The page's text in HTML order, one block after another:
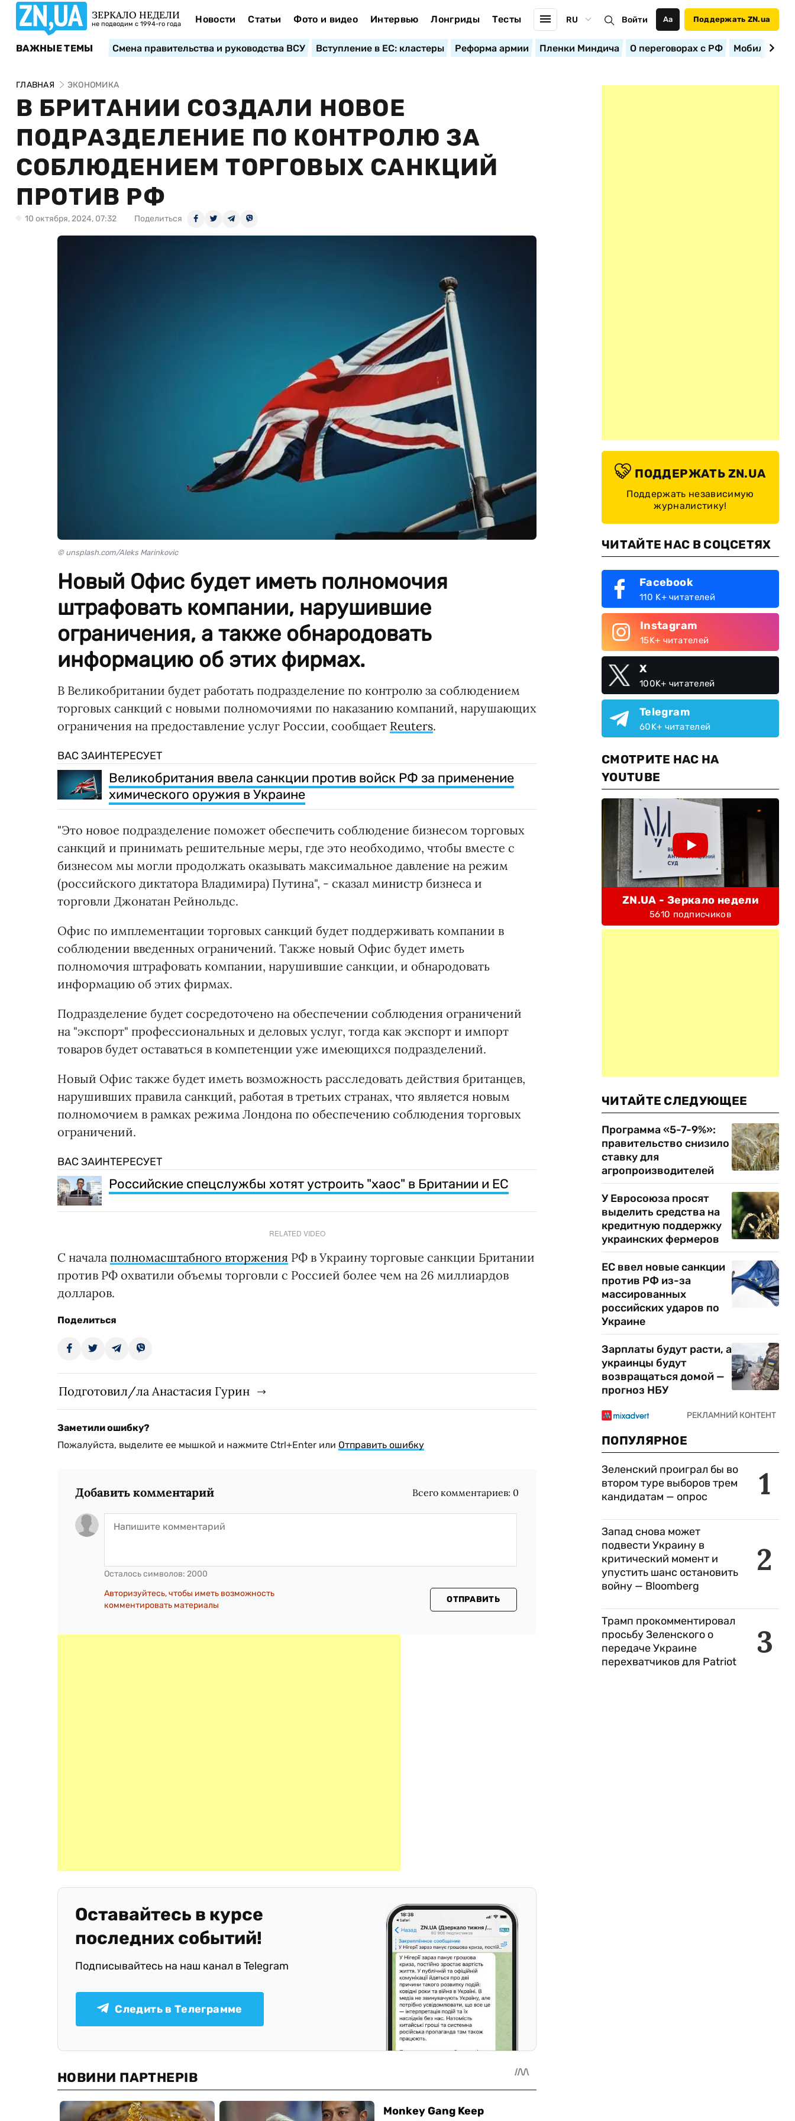
ЗЕРКАЛО НЕДЕЛИ
не подводим с 1994-го года Новости Статьи Фото и видео Интервью Лонгриды Тесты RU Войти Аа Поддержать ZN.ua
ВАЖНЫЕ ТЕМЫ Смена правительства и руководства ВСУ Вступление в ЕС: кластеры Реформа армии Пленки Миндича О переговорах с РФ
ГЛАВНАЯ ЭКОНОМИКА
В БРИТАНИИ СОЗДАЛИ НОВОЕ
ПОДРАЗДЕЛЕНИЕ ПО КОНТРОЛЮ ЗА
СОБЛЮДЕНИЕМ ТОРГОВЫХ САНКЦИЙ
ПРОТИВ РФ
10 октября, 2024, 07:32 Поделиться
© unsplash.com/Aleks Marinkovic
Новый Офис будет иметь полномочия
штрафовать компании, нарушившие
ограничения, а также обнародовать
информацию об этих фирмах.
В Великобритании будет работать подразделение по контролю за соблюдением
торговых санкций с новыми полномочиями по наказанию компаний, нарушающих
ограничения на предоставление услуг России, сообщает Reuters.
ВАС ЗАИНТЕРЕСУЕТ
Великобритания ввела санкции против войск РФ за применение
химического оружия в Украине
"Это новое подразделение поможет обеспечить соблюдение бизнесом торговых
санкций и принимать решительные меры, где это необходимо, чтобы вместе с
бизнесом мы могли продолжать оказывать максимальное давление на режим
(российского диктатора Владимира) Путина", - сказал министр бизнеса и
торговли Джонатан Рейнольдс.
Офис по имплементации торговых санкций будет поддерживать компании в
соблюдении введенных ограничений. Также новый Офис будет иметь
полномочия штрафовать компании, нарушившие санкции, и обнародовать
информацию об этих фирмах.
Подразделение будет сосредоточено на обеспечении соблюдения ограничений
на "экспорт" профессиональных и деловых услуг, тогда как экспорт и импорт
товаров будет оставаться в компетенции уже имеющихся подразделений.
Новый Офис также будет иметь возможность расследовать действия британцев,
нарушивших правила санкций, работая в третьих странах, что является новым
полномочием в рамках режима Лондона по обеспечению соблюдения торговых
ограничений.
ВАС ЗАИНТЕРЕСУЕТ
Российские спецслужбы хотят устроить "хаос" в Британии и ЕС
RELATED VIDEO
С начала полномасштабного вторжения РФ в Украину торговые санкции Британии
против РФ охватили объемы торговли с Россией более чем на 26 миллиардов
долларов.
Поделиться
Подготовил/ла Анастасия Гурин
Заметили ошибку?
Пожалуйста, выделите ее мышкой и нажмите Ctrl+Enter или Отправить ошибку
Добавить комментарий Всего комментариев: 0
Осталось символов: 2000
Авторизуйтесь, чтобы иметь возможность
комментировать материалы
ОТПРАВИТЬ
Оставайтесь в курсе
последних событий!
Подписывайтесь на наш канал в Telegram
Следить в Телеграмме
ПОДДЕРЖАТЬ ZN.UA
Поддержать независимую
журналистику!
ЧИТАЙТЕ НАС В СОЦСЕТЯХ
Facebook
110 K+ читателей
Instagram
15K+ читателей
X
100K+ читателей
Telegram
60K+ читателей
СМОТРИТЕ НАС НА
YOUTUBE
ZN.UA - Зеркало недели
5610 подписчиков
ЧИТАЙТЕ СЛЕДУЮЩЕЕ
Программа «5-7-9%»:
правительство снизило
ставку для
агропроизводителей
У Евросоюза просят
выделить средства на
кредитную поддержку
украинских фермеров
ЕС ввел новые санкции
против РФ из-за
массированных
российских ударов по
Украине
Зарплаты будут расти, а
украинцы будут
возвращаться домой —
прогноз НБУ
ПОПУЛЯРНОЕ
1
Зеленский проиграл бы во
втором туре выборов трем
кандидатам — опрос
2
Запад снова может
подвести Украину в
критический момент и
упустить шанс остановить
войну — Bloomberg
3
Трамп прокомментировал
просьбу Зеленского о
передаче Украине
перехватчиков для Patriot